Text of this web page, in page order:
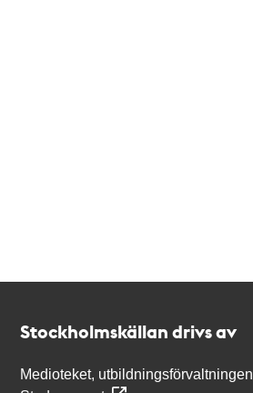
Stockholmskällan drivs av
Medioteket, utbildningsförvaltningen